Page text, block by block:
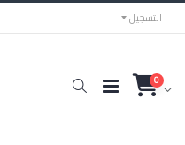
التسجيل
0